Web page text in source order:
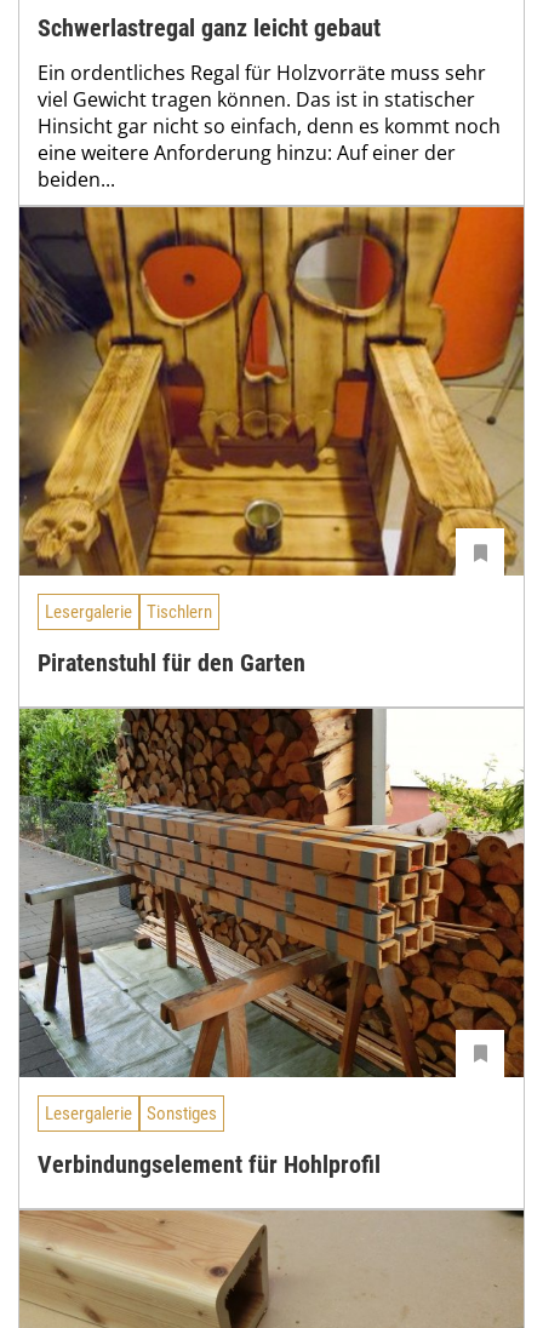
Schwerlastregal ganz leicht gebaut
Ein ordentliches Regal für Holzvorräte muss sehr
viel Gewicht tragen können. Das ist in statischer
Hinsicht gar nicht so einfach, denn es kommt noch
eine weitere Anforderung hinzu: Auf einer der
beiden...
Lesergalerie Tischlern
Piratenstuhl für den Garten
Lesergalerie Sonstiges
Verbindungselement für Hohlprofil